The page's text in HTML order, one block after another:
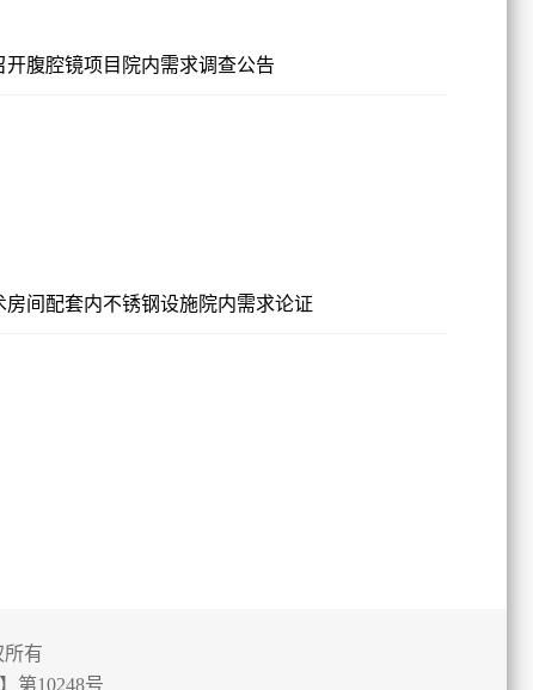
腹腔镜项目院内需求调查公告
间配套内不锈钢设施院内需求论证
所有
第10248号